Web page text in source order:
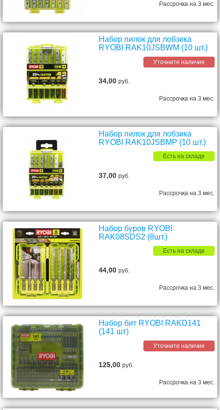
Рассрочка на 3 мес.
Набор пилок для лобзика
RYOBI RAK10JSBWM (10 шт.)
Уточните наличие
34,00руб.
Рассрочка на 3 мес.
Набор пилок для лобзика
RYOBI RAK10JSBMP (10 шт.)
Есть на складе
37,00руб.
Рассрочка на 3 мес.
Набор буров RYOBI
RAK08SDS2 (8шт.)
Есть на складе
44,00руб.
Рассрочка на 3 мес.
Набор бит RYOBI RAKD141
(141 шт)
Уточните наличие
125,00руб.
Рассрочка на 3 мес.